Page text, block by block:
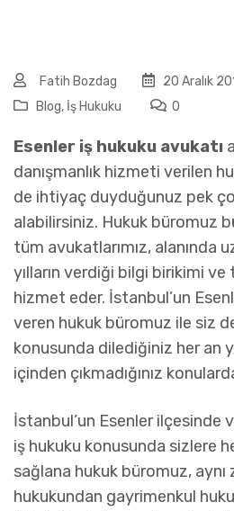
Fatih Bozdag
20 Aralık
Blog, İş Hukuku 0
Esenler iş hukuku avukatı
danışmanlık hizmeti verilen
de ihtiyaç duyduğunuz pek
alabilirsiniz. Hukuk büromuz
tüm avukatlarımız, alanında
yılların verdiği bilgi birikimi
hizmet eder. İstanbul’un
veren hukuk büromuz ile siz
konusunda dilediğiniz her an
içinden çıkmadığınız
İstanbul’un Esenler ilçesinde
iş hukuku konusunda sizlere
sağlana hukuk büromuz,
hukukundan gayrimenkul